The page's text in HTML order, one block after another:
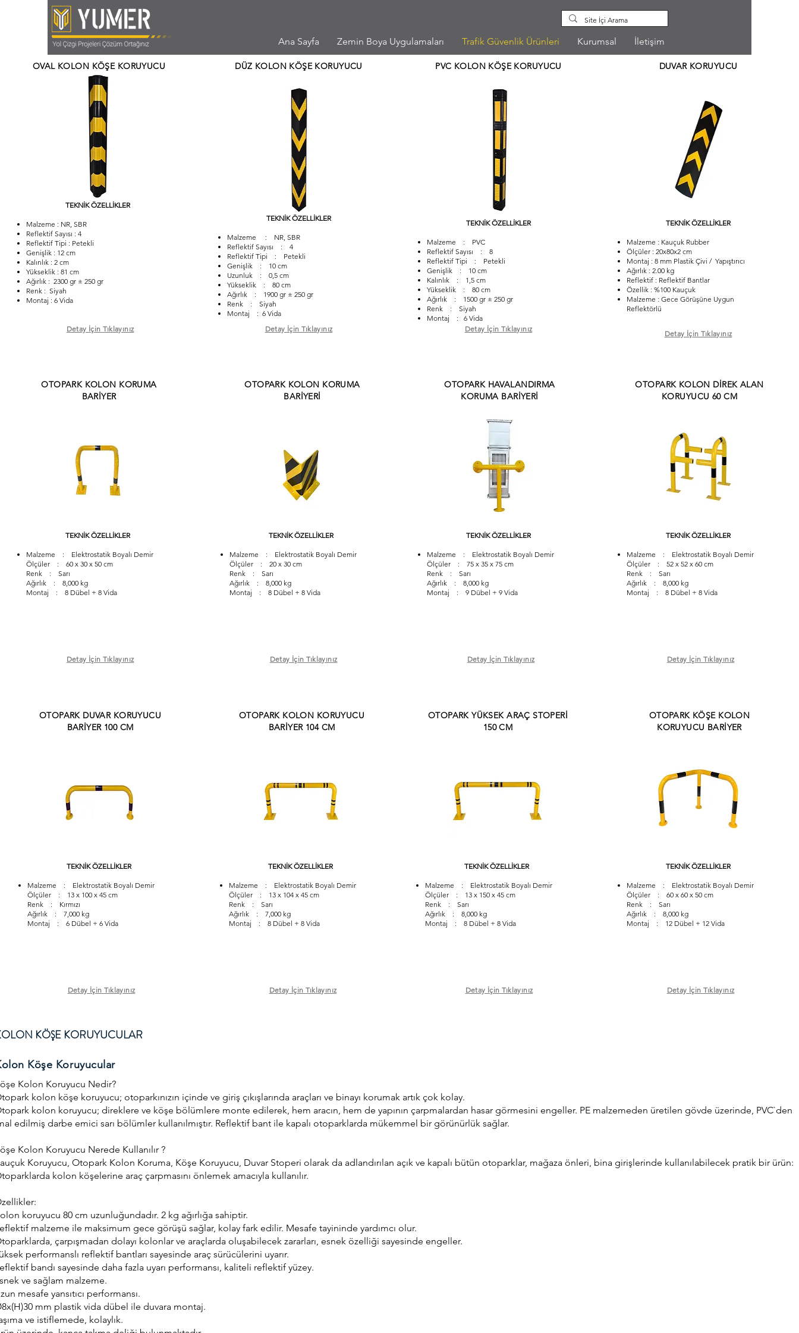
Ana Sayfa Zemin Boya Uygulamaları Trafik Güvenlik Ürünleri Kurumsal İletişim
OVAL KOLON KÖŞE KORUYUCU
TEKNİK ÖZELLİKLER
Malzeme : NR, SBR
Reflektif Sayısı : 4
Reflektif Tipi : Petekli
Genişlik : 12 cm
Kalınlık : 2 cm
Yükseklik : 81 cm
Ağırlık : 2300 gr ± 250 gr
Renk : Siyah
Montaj : 6 Vida
Detay İçin Tıklayınız
DÜZ KOLON KÖŞE KORUYUCU
TEKNİK ÖZELLİKLER
Malzeme : NR, SBR
Reflektif Sayısı : 4
Reflektif Tipi : Petekli
Genişlik : 10 cm
Uzunluk : 0,5 cm
Yükseklik : 80 cm
Ağırlık : 1900 gr ± 250 gr
Renk : Siyah
Montaj : 6 Vida
Detay İçin Tıklayınız
PVC KOLON KÖŞE KORUYUCU
TEKNİK ÖZELLİKLER
Malzeme : PVC
Reflektif Sayısı : 8
Reflektif Tipi : Petekli
Genişlik : 10 cm
Kalınlık : 1,5 cm
Yükseklik : 80 cm
Ağırlık : 1500 gr ± 250 gr
Renk : Siyah
Montaj : 6 Vida
Detay İçin Tıklayınız
DUVAR KORUYUCU
TEKNİK ÖZELLİKLER
Malzeme : Kauçuk Rubber
Ölçüler : 20x80x2 cm
Montaj : 8 mm Plastik Çivi / Yapıştırıcı
Ağırlık : 2.00 kg
Reflektif : Reflektif Bantlar
Özellik : %100 Kauçuk
Malzeme : Gece Görüşüne Uygun
Reflektörlü
Detay İçin Tıklayınız
OTOPARK KOLON KORUMA
BARİYER
TEKNİK ÖZELLİKLER
Malzeme : Elektrostatik Boyalı Demir
Ölçüler : 60 x 30 x 50 cm
Renk : Sarı
Ağırlık : 8,000 kg
Montaj : 8 Dübel + 8 Vida
Detay İçin Tıklayınız
OTOPARK KOLON KORUMA
BARİYERİ
Detay İçin Tıklayınız
TEKNİK ÖZELLİKLER
Malzeme : Elektrostatik Boyalı Demir
Ölçüler : 20 x 30 cm
Renk : Sarı
Ağırlık : 8,000 kg
Montaj : 8 Dübel + 8 Vida
OTOPARK HAVALANDIRMA
KORUMA BARİYERİ
TEKNİK ÖZELLİKLER
Malzeme : Elektrostatik Boyalı Demir
Ölçüler : 75 x 35 x 75 cm
Renk : Sarı
Ağırlık : 8,000 kg
Montaj : 9 Dübel + 9 Vida
Detay İçin Tıklayınız
OTOPARK KOLON DİREK ALAN
KORUYUCU 60 CM
TEKNİK ÖZELLİKLER
Malzeme : Elektrostatik Boyalı Demir
Ölçüler : 52 x 52 x 60 cm
Renk : Sarı
Ağırlık : 8,000 kg
Montaj : 8 Dübel + 8 Vida
Detay İçin Tıklayınız
OTOPARK DUVAR KORUYUCU
BARİYER 100 CM
TEKNİK ÖZELLİKLER
Malzeme : Elektrostatik Boyalı Demir
Ölçüler : 13 x 100 x 45 cm
Renk : Kırmızı
Ağırlık : 7,000 kg
Montaj : 6 Dübel + 6 Vida
Detay İçin Tıklayınız
OTOPARK KOLON KORUYUCU
BARİYER 104 CM
TEKNİK ÖZELLİKLER
Malzeme : Elektrostatik Boyalı Demir
Ölçüler : 13 x 104 x 45 cm
Renk : Sarı
Ağırlık : 7,000 kg
Montaj : 8 Dübel + 8 Vida
Detay İçin Tıklayınız
OTOPARK YÜKSEK ARAÇ STOPERİ
150 CM
TEKNİK ÖZELLİKLER
Malzeme : Elektrostatik Boyalı Demir
Ölçüler : 13 x 150 x 45 cm
Renk : Sarı
Ağırlık : 8,000 kg
Montaj : 8 Dübel + 8 Vida
Detay İçin Tıklayınız
OTOPARK KÖŞE KOLON
KORUYUCU BARİYER
TEKNİK ÖZELLİKLER
Malzeme : Elektrostatik Boyalı Demir
Ölçüler : 60 x 60 x 50 cm
Renk : Sarı
Ağırlık : 8,000 kg
Montaj : 12 Dübel + 12 Vida
Detay İçin Tıklayınız
KÖŞE KORUYUCULAR
Köşe Koruyucular
Kolon Koruyucu Nedir?
kolon köşe koruyucu; otoparkınızın içinde ve giriş çıkışlarında araçları ve binayı korumak artık çok kolay.
kolon koruyucu; direklere ve köşe bölümlere monte edilerek, hem aracın, hem de yapının çarpmalardan hasar görmesini engeller. PE malzemeden üretilen gövde üzerinde, PVC`den
edilmiş darbe emici sarı bölümler kullanılmıştır. Reflektif bant ile kapalı otoparklarda mükemmel bir görünürlük sağlar.
Kolon Koruyucu Nerede Kullanılır ?
Koruyucu, Otopark Kolon Koruma, Köşe Koruyucu, Duvar Stoperi olarak da adlandırılan açık ve kapalı bütün otoparklar, mağaza önleri, bina girişlerinde kullanılabilecek pratik bir ürün:
kolon köşelerine araç çarpmasını önlemek amacıyla kullanılır.
koruyucu 80 cm uzunluğundadır. 2 kg ağırlığa sahiptir.
malzeme ile maksimum gece görüşü sağlar, kolay fark edilir. Mesafe tayininde yardımcı olur.
çarpışmadan dolayı kolonlar ve araçlarda oluşabilecek zararları, esnek özelliği sayesinde engeller.
performanslı reflektif bantları sayesinde araç sürücülerini uyarır.
bandı sayesinde daha fazla uyarı performansı, kaliteli reflektif yüzey.
ve sağlam malzeme.
mesafe yansıtıcı performansı.
mm plastik vida dübel ile duvara montaj.
ve istiflemede, kolaylık.